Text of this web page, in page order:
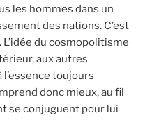
les hommes dans un
des nations. C’est
du cosmopolitisme
aux autres
toujours
donc mieux, au fil
se conjuguent pour lui